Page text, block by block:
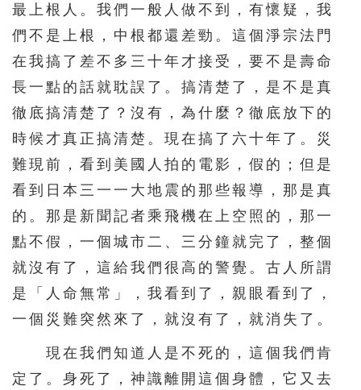
631 632 633 634 635
636 637 638 639 640
641 642 643 644
最上根人。我們一般人做不到，有懷疑，我
們不是上根，中根都還差勁。這個淨宗法門
在我搞了差不多三十年才接受，要不是壽命
長一點的話就耽誤了。搞清楚了，是不是真
徹底搞清楚了？沒有，為什麼？徹底放下的
時候才真正搞清楚。現在搞了六十年了。災
難現前，看到美國人拍的電影，假的；但是
看到日本三一一大地震的那些報導，那是真
的。那是新聞記者乘飛機在上空照的，那一
點不假，一個城市二、三分鐘就完了，整個
就沒有了，這給我們很高的警覺。古人所謂
是「人命無常」，我看到了，親眼看到了，
一個災難突然來了，就沒有了，就消失了。
現在我們知道人是不死的，這個我們肯
定了。身死了，神識離開這個身體，它又去